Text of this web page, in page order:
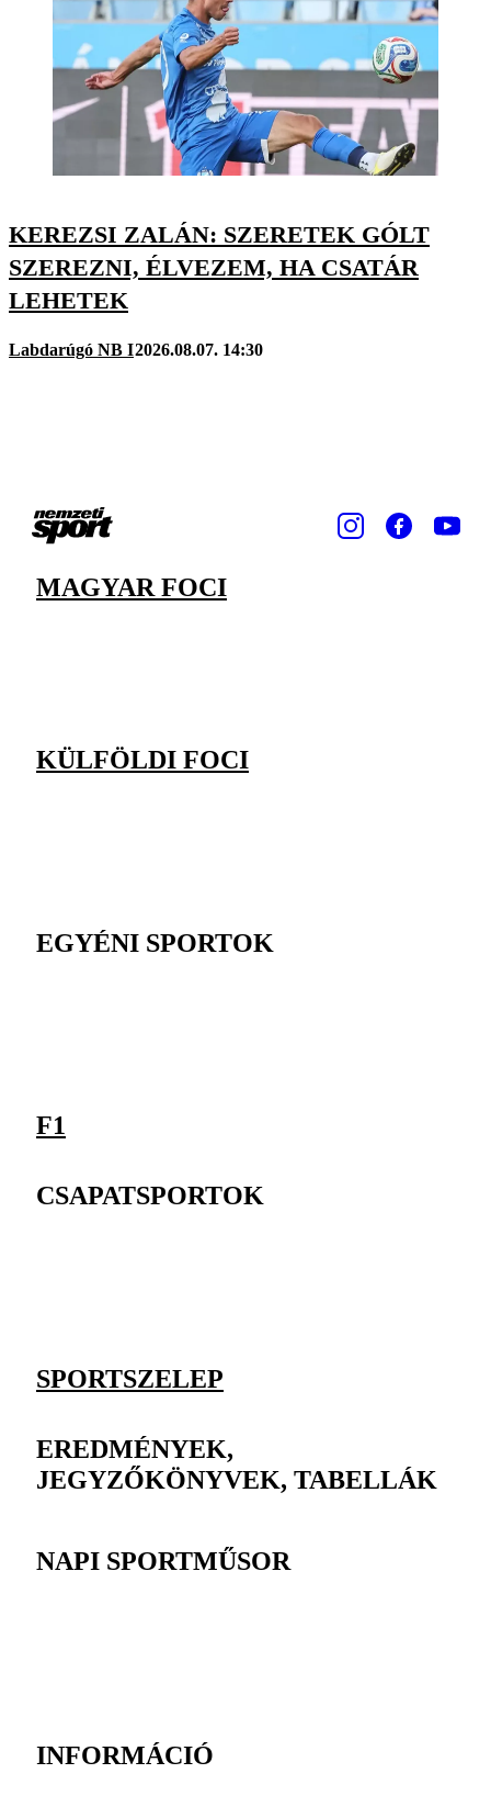
KEREZSI ZALÁN: SZERETEK GÓLT
SZEREZNI, ÉLVEZEM, HA CSATÁR
LEHETEK
Labdarúgó NB I2026.08.07. 14:30
MAGYAR FOCI
KÜLFÖLDI FOCI
EGYÉNI SPORTOK
F1
CSAPATSPORTOK
SPORTSZELEP
EREDMÉNYEK,
JEGYZŐKÖNYVEK, TABELLÁK
NAPI SPORTMŰSOR
INFORMÁCIÓ